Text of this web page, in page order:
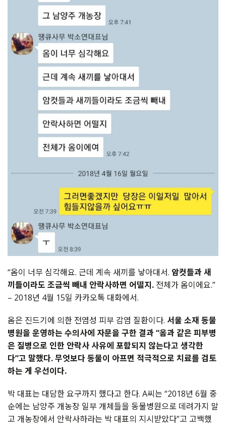
“옴이 너무 심각해요. 근데 계속 새끼를 낳아대서. 암컷들과 새
끼들이라도 조금씩 빼내 안락사하면 어떨지. 전체가 옴이에요.”
– 2018년 4월 15일 카카오톡 대화에서.
옴은 진드기에 의한 전염성 피부 감염 질환이다. 서울 소재 동물
병원을 운영하는 수의사에 자문을 구한 결과 “옴과 같은 피부병
은 질병으로 인한 안락사 사유에 포함되지 않는다고 생각한
다”고 말했다. 무엇보다 동물이 아프면 적극적으로 치료를 검토
하는 게 우선이다.
박 대표는 대담한 요구까지 했다고 한다. A씨는 “2018년 6월 중
순에는 남양주 개농장 일부 개체들을 동물병원으로 데려가지 말
고 개농장에서 안락사하라는 박 대표의 지시받았다”고 고백했